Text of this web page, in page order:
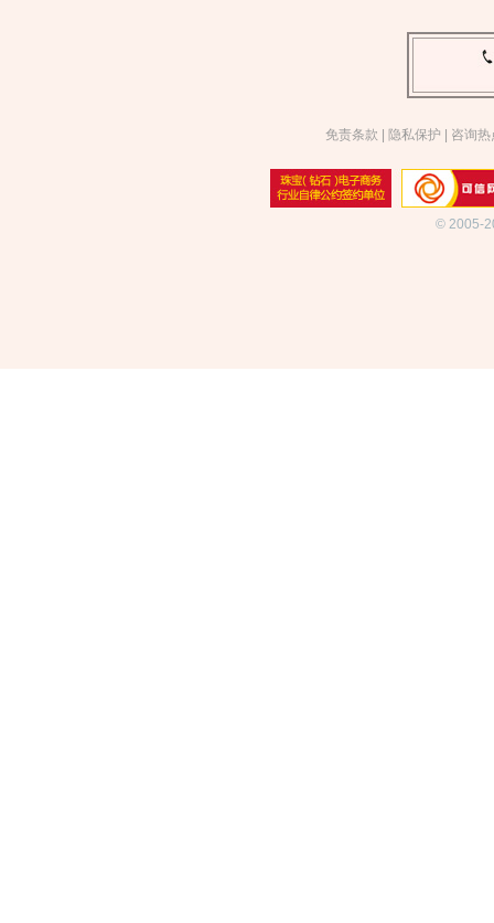
免责条款 隐私保护 咨询热
© 2005-